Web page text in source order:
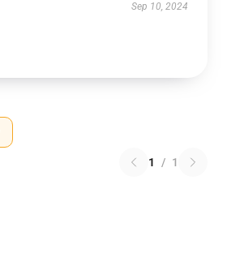
Sep 10, 2024
1 / 1